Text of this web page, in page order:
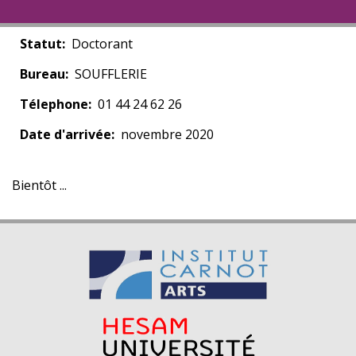
Statut
Doctorant
Bureau SOUFFLERIE
Télephone 01 44 24 62 26
Date d'arrivée
novembre 2020
Bientôt ...